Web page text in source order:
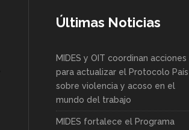
Últimas Noticias
MIDES y OIT coordinan acciones
para actualizar el Protocolo País
sobre violencia y acoso en el
mundo del trabajo
MIDES fortalece el Programa